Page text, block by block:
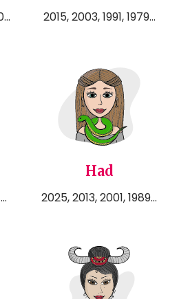
2015, 2003, 1991, 1979...
Had
2025, 2013, 2001, 1989...